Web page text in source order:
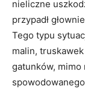
nieliczne
przypadł
Tego typu
malin,
gatunków,